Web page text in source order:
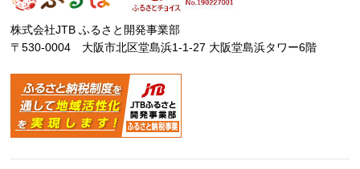
株式会社JTB ふるさと開発事業部
〒530-0004 大阪市北区堂島浜1-1-27 大阪堂島浜タワー6階